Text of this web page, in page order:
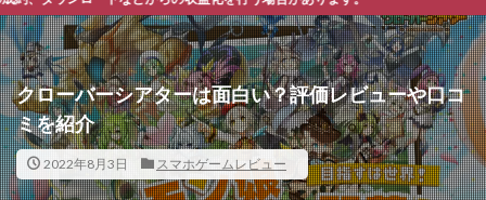
クローバーシアターは面白い？評価レビューや口コ
ミを紹介
2022年8月3日 スマホゲームレビュー